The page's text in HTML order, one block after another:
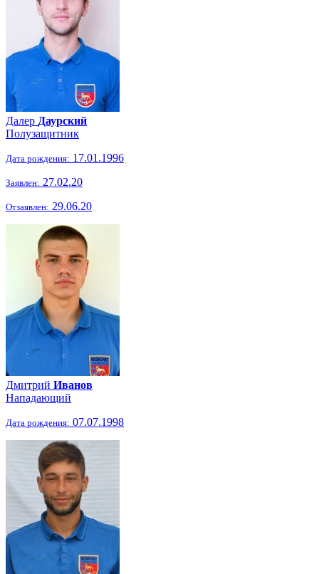
Далер Даурский
Полузащитник
Дата рождения: 17.01.1996
Заявлен: 27.02.20
Отзаявлен: 29.06.20
Дмитрий Иванов
Нападающий
Дата рождения: 07.07.1998